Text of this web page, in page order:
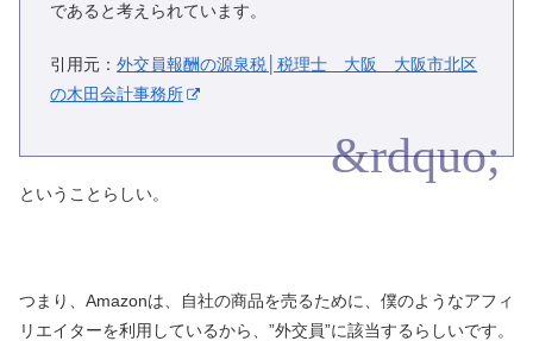
であると考えられています。
引用元：外交員報酬の源泉税│税理士 大阪 大阪市北区
の木田会計事務所
ということらしい。
つまり、Amazonは、自社の商品を売るために、僕のようなアフィ
リエイターを利用しているから、”外交員”に該当するらしいです。